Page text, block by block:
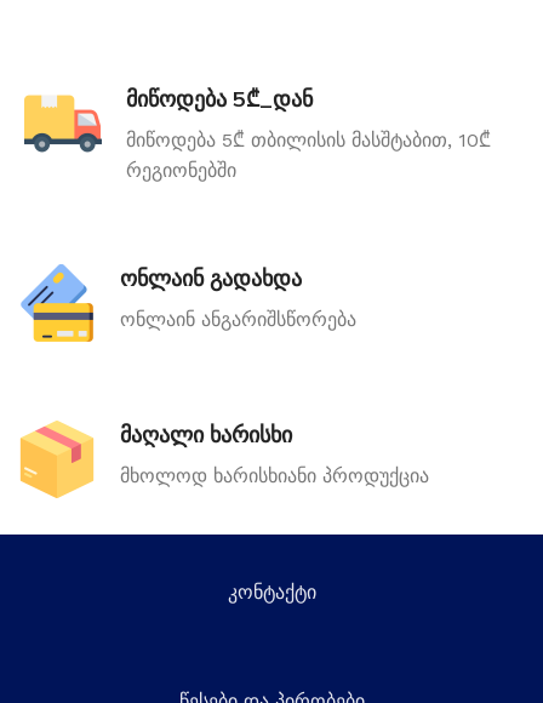
მიწოდება 5₾_დან
მიწოდება 5₾ თბილისის მასშტაბით, 10₾
რეგიონებში
ონლაინ გადახდა
ონლაინ ანგარიშსწორება
მაღალი ხარისხი
მხოლოდ ხარისხიანი პროდუქცია
კონტაქტი